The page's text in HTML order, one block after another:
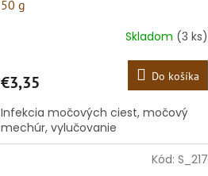
50 g
Skladom (3 ks)
€3,35 Do košíka
Infekcia močových ciest, močový
mechúr, vylučovanie
Kód: S_217